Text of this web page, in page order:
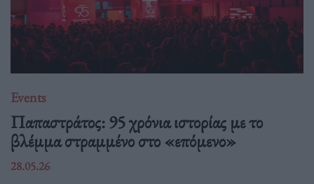
Events
Παπαστράτος: 95 χρόνια ιστορίας με το
βλέμμα στραμμένο στο «επόμενο»
28.05.26